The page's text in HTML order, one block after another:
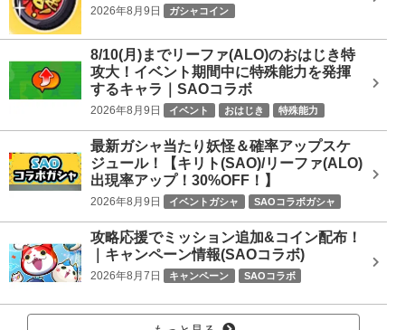
2026年8月9日 ガシャコイン
8/10(月)までリーファ(ALO)のおはじき特
攻大！イベント期間中に特殊能力を発揮
するキャラ｜SAOコラボ
2026年8月9日 イベント おはじき
特殊能力
SAOコラボ
最新ガシャ当たり妖怪＆確率アップスケ
ジュール！【キリト(SAO)/リーファ(ALO)
出現率アップ！30%OFF！】
2026年8月9日 イベントガシャ SAOコラボガシャ
攻略応援でミッション追加&コイン配布！
｜キャンペーン情報(SAOコラボ)
2026年8月7日 キャンペーン SAOコラボ